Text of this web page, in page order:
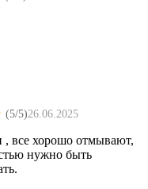
(5/5)26.06.2025
, все хорошо отмывают,
нужно быть